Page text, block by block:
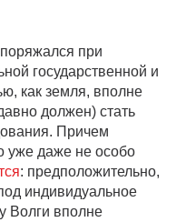
при
государственной и
как земля, вполне
должен) стать
Причем
уже даже не особо
: предположительно,
индивидуальное
Волги вполне